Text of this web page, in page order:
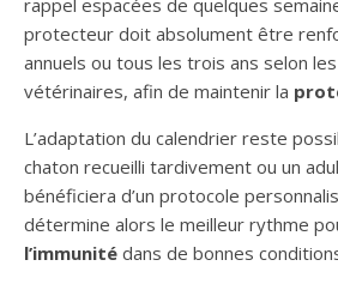
rappel espacées de quelques
protecteur doit absolument être
annuels ou tous les trois ans selon
vétérinaires, afin de maintenir la
L’adaptation du calendrier reste
chaton recueilli tardivement ou un
bénéficiera d’un protocole
détermine alors le meilleur rythme
l’immunité dans de bonnes